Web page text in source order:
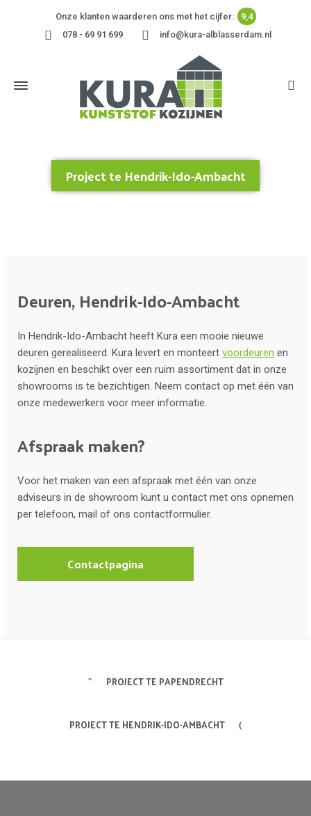
Onze klanten waarderen ons met het cijfer:
9,4
078 - 69 91 699
info@kura-alblasserdam.nl
Project te Hendrik-Ido-Ambacht
Deuren, Hendrik-Ido-Ambacht
In Hendrik-Ido-Ambacht heeft Kura een mooie nieuwe
deuren gerealiseerd. Kura levert en monteert voordeuren en
kozijnen en beschikt over een ruim assortiment dat in onze
showrooms is te bezichtigen. Neem contact op met één van
onze medewerkers voor meer informatie.
Afspraak maken?
Voor het maken van een afspraak met één van onze
adviseurs in de showroom kunt u contact met ons opnemen
per telefoon, mail of ons contactformulier.
Contactpagina
PROJECT TE PAPENDRECHT
PROJECT TE HENDRIK-IDO-AMBACHT